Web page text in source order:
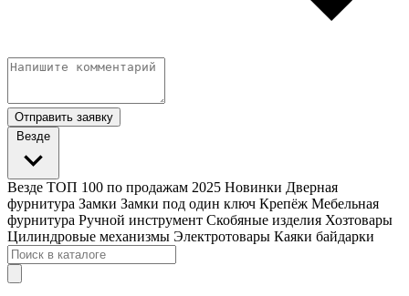
Отправить заявку
Везде
Везде ТОП 100 по продажам 2025 Новинки Дверная
фурнитура Замки Замки под один ключ Крепёж Мебельная
фурнитура Ручной инструмент Скобяные изделия Хозтовары
Цилиндровые механизмы Электротовары Каяки байдарки